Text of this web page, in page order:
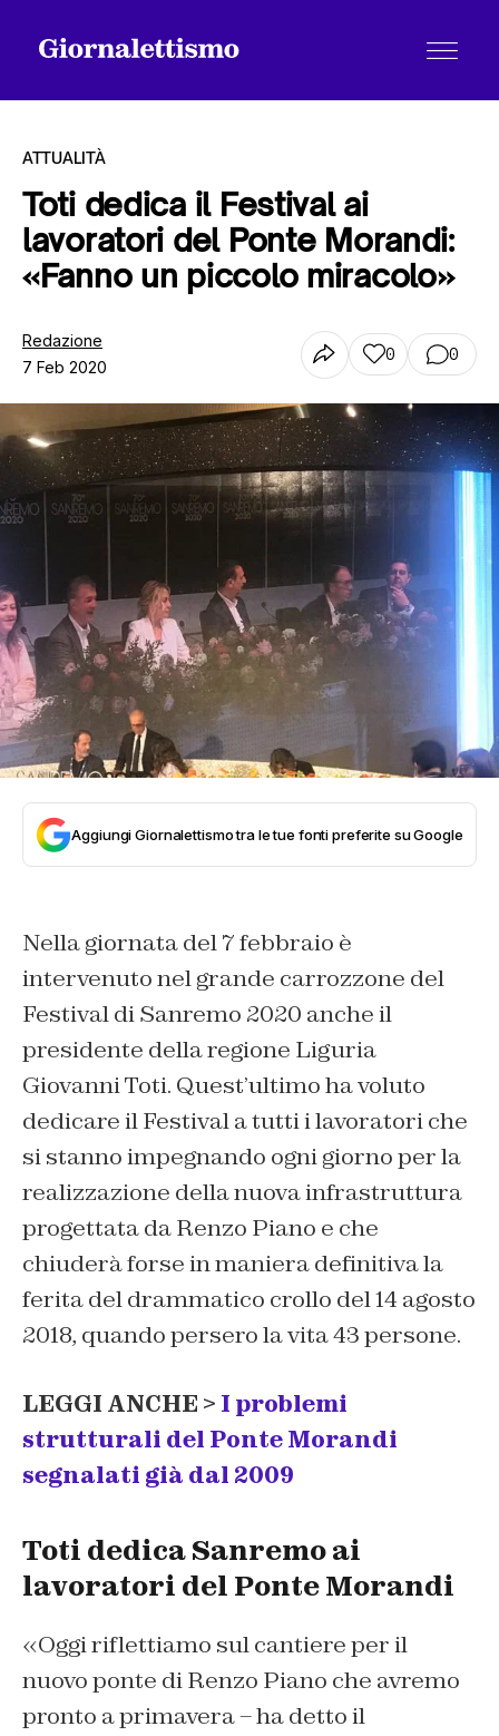
Tutti gli articoli
Chi siamo
Contatti
ATTUALITÀ
Toti dedica il Festival ai
lavoratori del Ponte Morandi:
«Fanno un piccolo miracolo»
Redazione
7 Feb 2020
0 0
Aggiungi Giornalettismo tra le tue fonti preferite su Google
Nella giornata del 7 febbraio è
intervenuto nel grande carrozzone del
Festival di Sanremo 2020 anche il
presidente della regione Liguria
Giovanni Toti. Quest’ultimo ha voluto
dedicare il Festival a tutti i lavoratori che
si stanno impegnando ogni giorno per la
realizzazione della nuova infrastruttura
progettata da Renzo Piano e che
chiuderà forse in maniera definitiva la
ferita del drammatico crollo del 14 agosto
2018, quando persero la vita 43 persone.
LEGGI ANCHE > I problemi
strutturali del Ponte Morandi
segnalati già dal 2009
Toti dedica Sanremo ai
lavoratori del Ponte Morandi
«Oggi riflettiamo sul cantiere per il
nuovo ponte di Renzo Piano che avremo
pronto a primavera – ha detto il